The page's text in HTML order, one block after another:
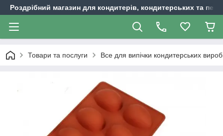
Роздрібний магазин для кондитерів, кондитерських та
Товари та послуги Все для випічки кондитерських